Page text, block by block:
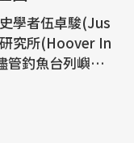
學者伍卓駿(Jus
究所(Hoover In
釣魚台列嶼未
鑑於先前俄羅斯